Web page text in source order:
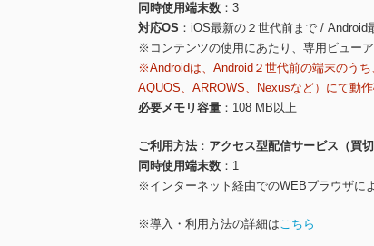
同時使用端末数
3
対応OS
iOS最新の２世代前まで / Android
※コンテンツの使用にあたり、専用ビュー
※Androidは、Android２世代前の端末のう
AQUOS、ARROWS、Nexusなど）にて動
必要メモリ容量
108 MB以上
ご利用方法
アクセス型配信サービス（買切
同時使用端末数
1
※インターネット経由でのWEBブラウザに
※導入・利用方法の詳細はこちら